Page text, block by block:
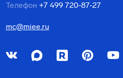
Телефон +7 499 720-87-27
mc@miee.ru